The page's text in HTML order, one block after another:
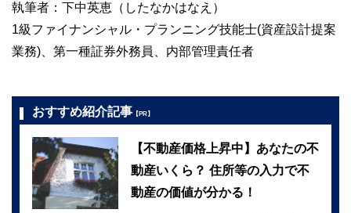
執筆者：下中英恵（したなかはなえ）
1級ファイナンシャル・プランニング技能士(資産設計提案
業務)、第一種証券外務員、内部管理責任者
おすすめ紹介記事 【PR】
【不動産価格上昇中】あなたの不
動産いくら？ 住所等の入力で不
動産の価値が分かる！